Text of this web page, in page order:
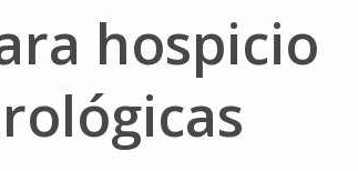
hospicio